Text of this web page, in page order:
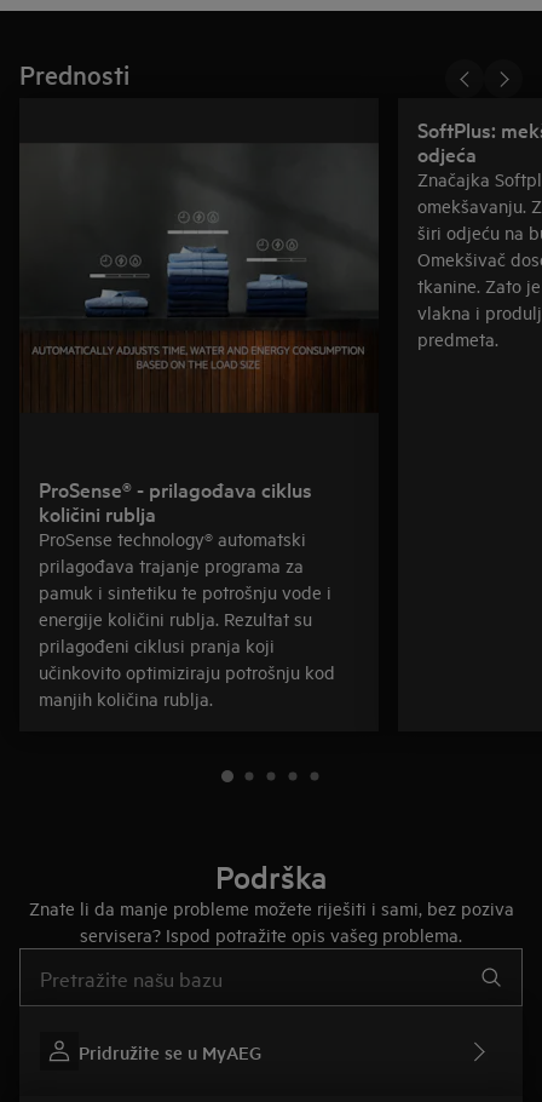
Prednosti
ProSense® - prilagođava ciklus
količini rublja
ProSense technology® automatski
prilagođava trajanje programa za
pamuk i sintetiku te potrošnju vode i
energije količini rublja. Rezultat su
prilagođeni ciklusi pranja koji
učinkovito optimiziraju potrošnju kod
manjih količina rublja.
SoftPlus:
odjeća
Značajka
omekšavanju.
širi odjeću na
Omekšivač
tkanine. Zato
vlakna i
predmeta.
Podrška
Znate li da manje probleme možete riješiti i sami, bez poziva
servisera? Ispod potražite opis vašeg problema.
Pridružite se u MyAEG